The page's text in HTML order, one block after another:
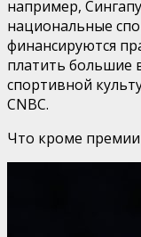
например,
национальные
финансируются
платить большие
спортивной
CNBC.
Что кроме премии